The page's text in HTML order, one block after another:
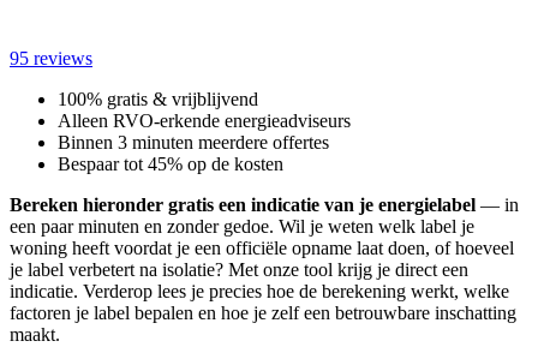
95 reviews
100% gratis & vrijblijvend
Alleen RVO-erkende energieadviseurs
Binnen 3 minuten meerdere offertes
Bespaar tot 45% op de kosten
Bereken hieronder gratis een indicatie van je energielabel — in
een paar minuten en zonder gedoe. Wil je weten welk label je
woning heeft voordat je een officiële opname laat doen, of hoeveel
je label verbetert na isolatie? Met onze tool krijg je direct een
indicatie. Verderop lees je precies hoe de berekening werkt, welke
factoren je label bepalen en hoe je zelf een betrouwbare inschatting
maakt.